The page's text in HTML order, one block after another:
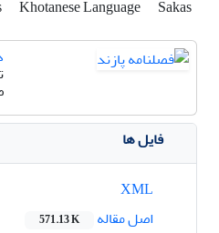
Khotanese Language
Sakas
فایل ها
اصل مقاله
571.13 K